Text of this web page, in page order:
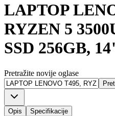
LAPTOP
RYZEN 5
SSD 256GB,
Pretražite novije oglase
Opis Specifikacije